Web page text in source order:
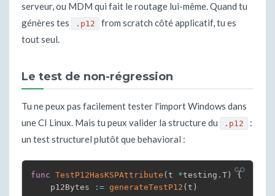
serveur, ou MDM qui fait le routage lui-même. Quand tu
génères tes
.p12
from scratch côté applicatif, tu es
tout seul.
Le test de non-régression
Tu ne peux pas facilement tester l'import Windows dans
une CI Linux. Mais tu peux valider la structure du
.p12
:
un test structurel plutôt que behavioral :
func TestP12HasKSPAttribute ( t *testing . T )
{
    p12Bytes
:= generateTestP12 ( t )